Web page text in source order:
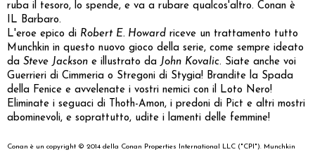
ruba il tesoro, lo spende, e va a rubare qualcos'altro. Conan è
IL Barbaro.
L'eroe epico di Robert E. Howard riceve un trattamento tutto
Munchkin in questo nuovo gioco della serie, come sempre ideato
da Steve Jackson e illustrato da John Kovalic. Siate anche voi
Guerrieri di Cimmeria o Stregoni di Stygia! Brandite la Spada
della Fenice e avvelenate i vostri nemici con il Loto Nero!
Eliminate i seguaci di Thoth-Amon, i predoni di Pict e altri mostri
abominevoli, e soprattutto, udite i lamenti delle femmine!
Conan è un copyright © 2014 della Conan Properties International LLC ("CPI"). Munchkin